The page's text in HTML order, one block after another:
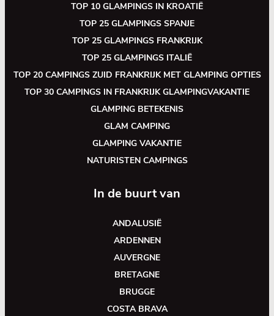
TOP 10 GLAMPINGS IN KROATIË
TOP 25 GLAMPINGS SPANJE
TOP 25 GLAMPINGS FRANKRIJK
TOP 25 GLAMPINGS ITALIË
TOP 20 CAMPINGS ZUID FRANKRIJK MET GLAMPING OPTIES
TOP 30 CAMPINGS IN FRANKRIJK GLAMPINGVAKANTIE
GLAMPING BETEKENIS
GLAM CAMPING
GLAMPING VAKANTIE
NATURISTEN CAMPINGS
In de buurt van
ANDALUSIË
ARDENNEN
AUVERGNE
BRETAGNE
BRUGGE
COSTA BRAVA